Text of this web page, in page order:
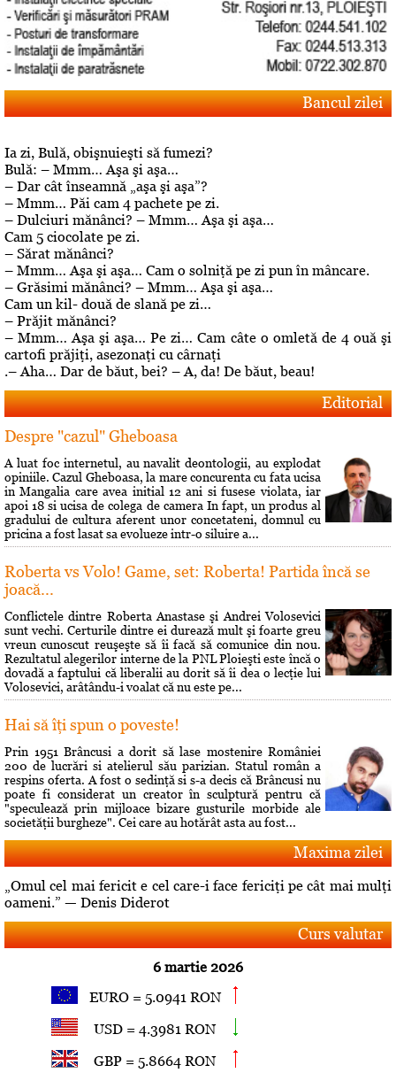
Bancul zilei
Ia zi, Bulă, obişnuieşti să fumezi?
Bulă: – Mmm… Aşa şi aşa…
– Dar cât înseamnă „aşa şi aşa”?
– Mmm… Păi cam 4 pachete pe zi.
– Dulciuri mănânci? – Mmm… Aşa şi aşa…
Cam 5 ciocolate pe zi.
– Sărat mănânci?
– Mmm… Aşa şi aşa… Cam o solniţă pe zi pun în mâncare.
– Grăsimi mănânci? – Mmm… Aşa şi aşa…
Cam un kil- două de slană pe zi…
– Prăjit mănânci?
– Mmm… Aşa şi aşa… Pe zi… Cam câte o omletă de 4 ouă şi
cartofi prăjiţi, asezonaţi cu cârnaţi
.– Aha… Dar de băut, bei? – A, da! De băut, beau!
Editorial
Despre "cazul" Gheboasa
A luat foc internetul, au navalit deontologii, au explodat
opiniile. Cazul Gheboasa, la mare concurenta cu fata ucisa
in Mangalia care avea initial 12 ani si fusese violata, iar
apoi 18 si ucisa de colega de camera In fapt, un produs al
gradului de cultura aferent unor concetateni, domnul cu
pricina a fost lasat sa evolueze intr-o siluire a...
Roberta vs Volo! Game, set: Roberta! Partida încă se
joacă...
Conflictele dintre Roberta Anastase şi Andrei Volosevici
sunt vechi. Certurile dintre ei durează mult şi foarte greu
vreun cunoscut reuşeşte să îi facă să comunice din nou.
Rezultatul alegerilor interne de la PNL Ploieşti este încă o
dovadă a faptului că liberalii au dorit să îi dea o lecţie lui
Volosevici, arâtându-i voalat că nu este pe...
Hai să îţi spun o poveste!
Prin 1951 Brâncusi a dorit să lase mostenire României
200 de lucrări si atelierul său parizian. Statul român a
respins oferta. A fost o sedinţă si s-a decis că Brâncusi nu
poate fi considerat un creator în sculptură pentru că
"speculează prin mijloace bizare gusturile morbide ale
societăţii burgheze". Cei care au hotărât asta au fost...
Maxima zilei
„Omul cel mai fericit e cel care-i face fericiţi pe cât mai mulţi
oameni.” — Denis Diderot
Curs valutar
6 martie 2026
EURO = 5.0941 RON
USD = 4.3981 RON
GBP = 5.8664 RON